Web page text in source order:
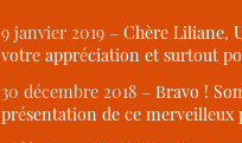
9 janvier 2019 – Chère Liliane,
votre appréciation et surtout
30 décembre 2018 – Bravo !
présentation de ce